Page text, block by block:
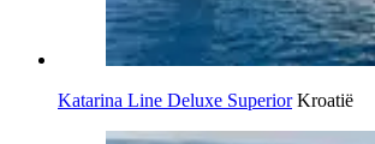
Katarina Line Deluxe Superior Kroatië